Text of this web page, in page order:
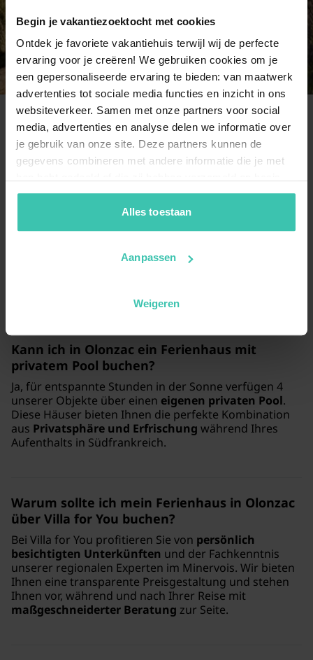
Begin je vakantiezoektocht met cookies
Ontdek je favoriete vakantiehuis terwijl wij de perfecte
ervaring voor je creëren! We gebruiken cookies om je
een gepersonaliseerde ervaring te bieden: van maatwerk
advertenties tot sociale media functies en inzicht in ons
websiteverkeer. Samen met onze partners voor social
media, advertenties en analyse delen we informatie over
je gebruik van onze site. Deze partners kunnen de
gegevens combineren met andere informatie die je met
van je gebruik van hun diensten. Zo zorgen we ervoor dat
jouw vakantiezoektocht soepel en op maat verloopt!
Alles toestaan
Aanpassen
Weigeren
9 Personen
2 Ferienhäuser
Häufig gestellte Fragen
Wie viele Ferienhäuser stehen in Olonzac zur
Auswahl?
Sie finden bei uns aktuell 5hochwertige
Ferienunterkünftein Olonzac, die bereits ab 142 €
Qualität sehr, was sich in einer hervorragenden
Kann ich in Olonzac ein Ferienhaus mit
privatem Pool buchen?
Ja, für entspannte Stunden in der Sonne verfügen 4
unserer Objekte über einen eigenen privaten Pool.
Diese Häuser bieten Ihnen die perfekte Kombination
aus Privatsphäre und Erfrischung während Ihres
Aufenthalts in Südfrankreich.
Warum sollte ich mein Ferienhaus in Olonzac
über Villa for You buchen?
Bei Villa for You profitieren Sie von persönlich
besichtigten Unterkünften und der Fachkenntnis
unserer regionalen Experten im Minervois. Wir bieten
Ihnen eine transparente Preisgestaltung und stehen
Ihnen vor, während und nach Ihrer Reise mit
maßgeschneiderter Beratung zur Seite.